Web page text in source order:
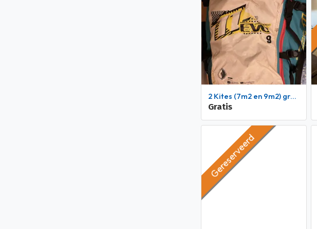
2 Kites (7m2 en 9m2) gratis op te halen in Amsterdam!
Gratis
Gereserveerd